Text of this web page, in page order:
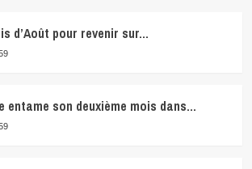
d’Août pour revenir sur…
entame son deuxième mois dans…